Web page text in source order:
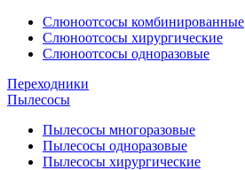
Слюноотсосы комбинированные
Слюноотсосы хирургические
Слюноотсосы одноразовые
Переходники
Пылесосы
Пылесосы многоразовые
Пылесосы одноразовые
Пылесосы хирургические